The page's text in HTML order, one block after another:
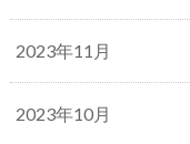
2023年11月
2023年10月